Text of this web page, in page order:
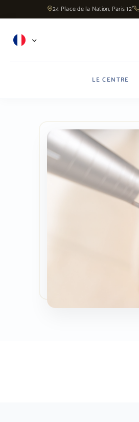
24 Place de la Nation, Paris 12e
LE CENTRE
Introduction
Panneau de gestion des cookies